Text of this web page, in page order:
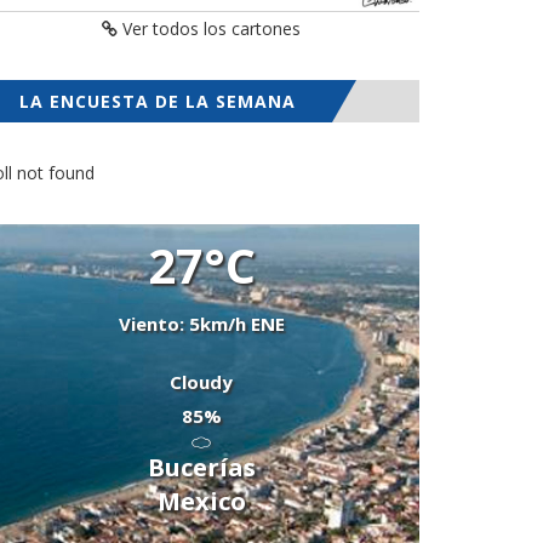
Ver todos los cartones
LA ENCUESTA DE LA SEMANA
not found
27°C
Viento: 5km/h ENE
Cloudy
85%
Bucerías
Mexico